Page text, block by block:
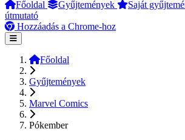
Főoldal Gyűjtemények Saját
útmutató
Hozzáadás a Chrome-hoz
Főoldal
Gyűjtemények
Marvel Comics
Pókember